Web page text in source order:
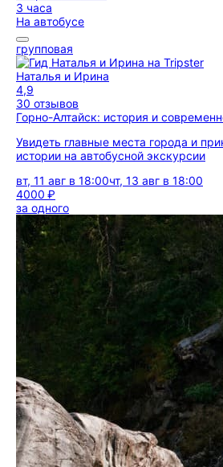
3 часа
На автобусе
групповая
Наталья и Ирина
4,9
30 отзывов
Горно-Алтайск: история и
Увидеть главные места города и
истории на автобусной экскурсии
вт, 11 авг в 18:00чт, 13 авг в 18:00
4000 ₽
за одного